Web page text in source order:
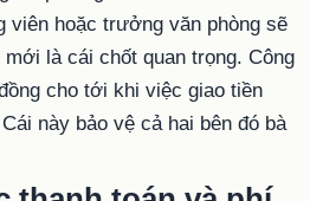
viên hoặc trưởng văn phòng sẽ
là cái chốt quan trọng. Công
cho tới khi việc giao tiền
này bảo vệ cả hai bên đó bà